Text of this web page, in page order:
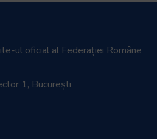
ul oficial al Federației Române
1, București